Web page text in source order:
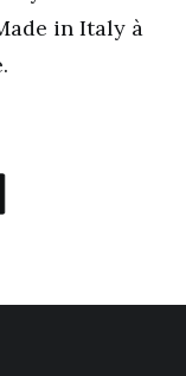
in Italy à